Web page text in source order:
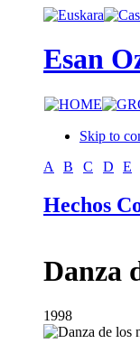
Esan
Skip to
A
B C D E
Hechos
Danza
1998